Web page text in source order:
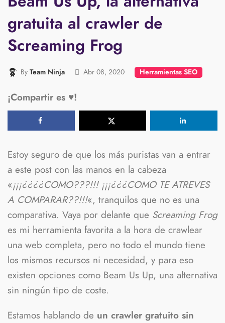
gratuita al crawler de
Screaming Frog
By Team Ninja Abr 08, 2020 Herramientas SEO
¡Compartir es ♥️!
Estoy seguro de que los más puristas van a entrar
a este post con las manos en la cabeza
«¡¡¡¿¿¿¿COMO???!!! ¡¡¡¿¿¿COMO TE ATREVES
A COMPARAR??!!!«, tranquilos que no es una
comparativa. Vaya por delante que Screaming Frog
es mi herramienta favorita a la hora de crawlear
una web completa, pero no todo el mundo tiene
los mismos recursos ni necesidad, y para eso
existen opciones como Beam Us Up, una alternativa
sin ningún tipo de coste.
Estamos hablando de un crawler gratuito sin